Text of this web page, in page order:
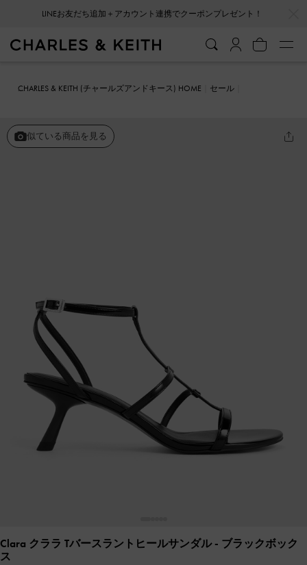
LINEお友だち追加＋アカウント連携でクーポンプレゼント！
CHARLES & KEITH (チャールズアンドキース) HOME
セール
似ている商品を見る
Clara クララ Tバースラントヒールサンダル- ブラックボック
ス